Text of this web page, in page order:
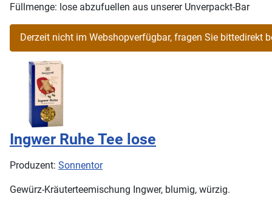
Füllmenge: lose abzufuellen aus unserer Unverpackt-Bar
Ingwer Ruhe Tee lose
Produzent: Sonnentor
Gewürz-Kräuterteemischung Ingwer, blumig, würzig.